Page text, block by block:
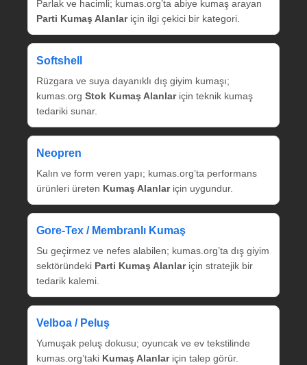
Parlak ve hacimli; kumas.org’ta abiye kumaş arayan
Parti Kumaş Alanlariçin ilgi çekici bir kategori.
Softshell
Rüzgara ve suya dayanıklı dış giyim kumaşı;
kumas.org Stok Kumaş Alanlariçin teknik kumaş
tedariki sunar.
Neopren
Kalın ve form veren yapı; kumas.org’ta performans
ürünleri üreten Kumaş Alanlariçin uygundur.
Gore‑Tex / Membranlı Kumaş
Su geçirmez ve nefes alabilen; kumas.org’ta dış giyim
sektöründeki Parti Kumaş Alanlariçin stratejik bir
tedarik kalemi.
Velboa / Peluş
Yumuşak peluş dokusu; oyuncak ve ev tekstilinde
kumas.org’taki Kumaş Alanlariçin talep görür.